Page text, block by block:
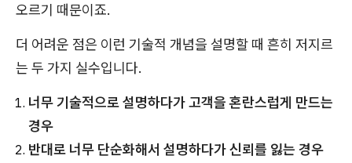
오르기 때문이죠.
더 어려운 점은 이런 기술적 개념을 설명할 때 흔히 저지르
는 두 가지 실수입니다.
너무 기술적으로 설명하다가 고객을 혼란스럽게 만드는
경우
반대로 너무 단순화해서 설명하다가 신뢰를 잃는 경우